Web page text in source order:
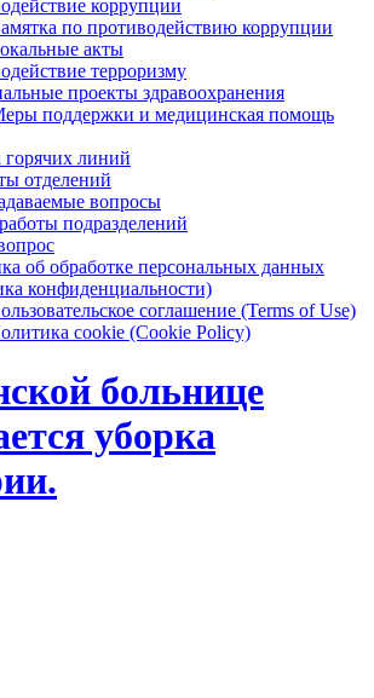
коррупции
по противодействию коррупции
акты
терроризму
проекты здравоохранения
поддержки и медицинская помощь
линий
отделений
вопросы
подразделений
об обработке персональных данных
конфиденциальности)
соглашение (Terms of Use)
cookie (Cookie Policy)
больнице
уборка